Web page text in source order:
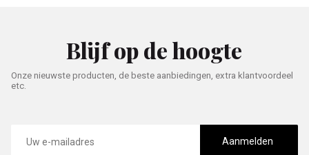
Blijf op de hoogte
Onze nieuwste producten, de beste aanbiedingen, extra klantvoordeel
etc.
mailadres
Aanmelden